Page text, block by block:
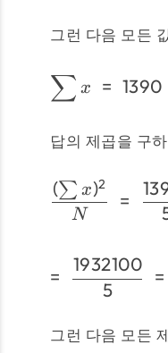
그런 다음 모든
∑ x = 1390
답의 제곱을 구
N
(∑ x)2
=
=
5
1932100
=
그런 다음 모든